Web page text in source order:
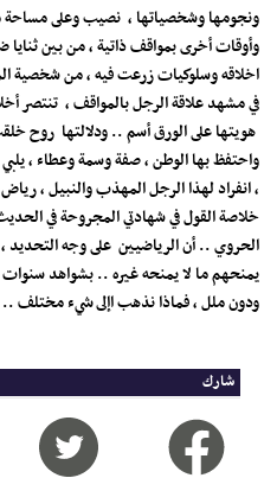
ونجومها وشخصياتها ، نصيب وعلى مساحة
وأوقات أخرى بمواقف ذاتية ، من بين
اخلاقه وسلوكيات زرعت فيه ، من شخصية
في مشهد علاقة الرجل بالمواقف ، تنتصر
هويتها على الورق أسم .. ودلالتها روح
واحتفظ بها الوطن ، صفة وسمة وعطاء ،
، انفراد لهذا الرجل المهذب والنبيل ،
خلاصة القول في شهادتي المجروحة في
الحروي .. أن الرياضيين على وجه التحديد
يمنحهم ما لا يمنحه غيره .. بشواهد سنوات
ودون ملل ، فماذا نذهب اإلى شيء مختلف
شارك